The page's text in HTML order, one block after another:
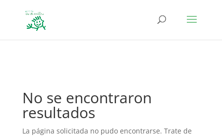
No se encontraron
resultados
La página solicitada no pudo encontrarse. Trate de